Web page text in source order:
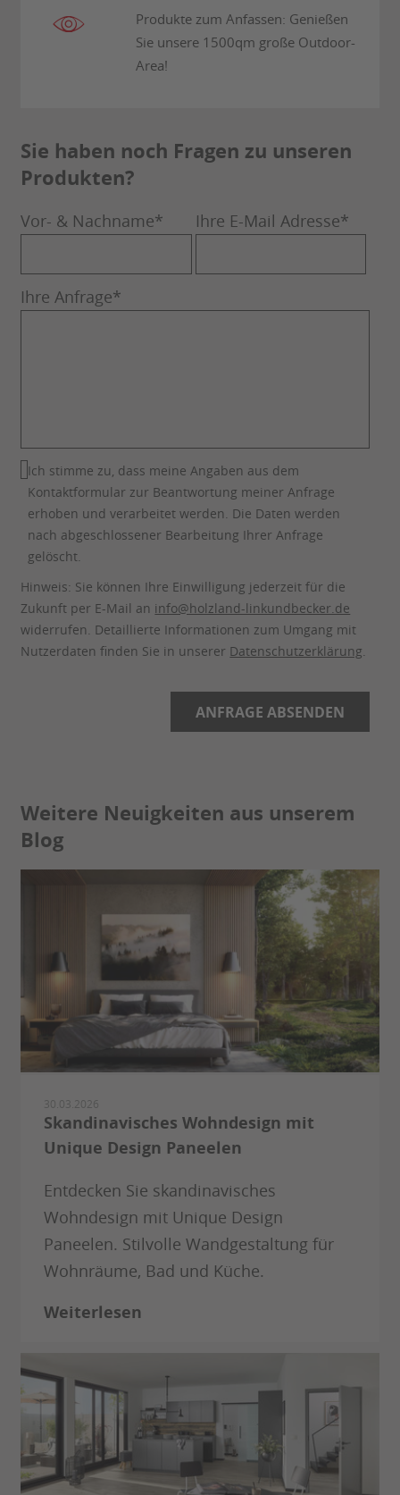
Produkte zum Anfassen: Genießen
Sie unsere 1500qm große Outdoor-
Area!
Sie haben noch Fragen zu unseren
Produkten?
Vor- & Nachname* Ihre E-Mail Adresse*
Ihre Anfrage*
Ich stimme zu, dass meine Angaben aus dem
Kontaktformular zur Beantwortung meiner Anfrage
erhoben und verarbeitet werden. Die Daten werden
nach abgeschlossener Bearbeitung Ihrer Anfrage
gelöscht.
Hinweis: Sie können Ihre Einwilligung jederzeit für die
Zukunft per E-Mail an info@holzland-linkundbecker.de
widerrufen. Detaillierte Informationen zum Umgang mit
Nutzerdaten finden Sie in unserer Datenschutzerklärung.
Weitere Neuigkeiten aus unserem
Blog
30.03.2026
Skandinavisches Wohndesign mit
Unique Design Paneelen
Entdecken Sie skandinavisches
Wohndesign mit Unique Design
Paneelen. Stilvolle Wandgestaltung für
Wohnräume, Bad und Küche.
Weiterlesen